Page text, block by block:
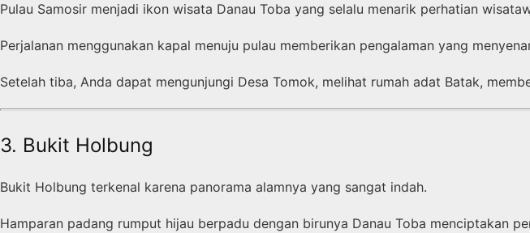
Pulau Samosir menjadi ikon wisata Danau Toba yang selalu menarik perhatian
Perjalanan menggunakan kapal menuju pulau memberikan pengalaman yang
Setelah tiba, Anda dapat mengunjungi Desa Tomok, melihat rumah adat Batak,
3. Bukit Holbung
Bukit Holbung terkenal karena panorama alamnya yang sangat indah.
Hamparan padang rumput hijau berpadu dengan birunya Danau Toba menciptakan